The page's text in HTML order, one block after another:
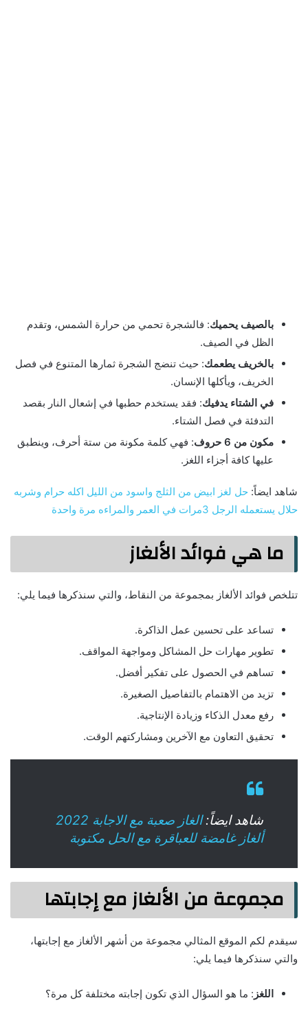
بالصيف يحميك: فالشجرة تحمي من حرارة الشمس، وتقدم
الظل في الصيف.
بالخريف يطعمك: حيث تنضج الشجرة ثمارها المتنوع في فصل
الخريف، ويأكلها الإنسان.
في الشتاء يدفيك: فقد يستخدم حطبها في إشعال النار بقصد
التدفئة في فصل الشتاء.
مكون من 6 حروف
: فهي كلمة مكونة من ستة أحرف، وينطبق
عليها كافة أجزاء اللغز.
شاهد ايضاً: حل لغز ابيض من الثلج واسود من الليل اكله حرام وشربه
حلال يستعمله الرجل 3مرات في العمر والمراءه مرة واحدة
ما هي فوائد الألغاز
تتلخص فوائد الألغاز بمجموعة من النقاط، والتي سنذكرها فيما يلي:
تساعد على تحسين عمل الذاكرة.
تطوير مهارات حل المشاكل ومواجهة المواقف.
تساهم في الحصول على تفكير أفضل.
تزيد من الاهتمام بالتفاصيل الصغيرة.
رفع معدل الذكاء وزيادة الإنتاجية.
تحقيق التعاون مع الآخرين ومشاركتهم الوقت.
شاهد ايضاً:
ألغاز غامضة للعباقرة مع الحل مكتوبة
مجموعة من الألغاز مع إجابتها
سيقدم لكم الموقع المثالي مجموعة من أشهر الألغاز مع إجابتها،
والتي سنذكرها فيما يلي:
اللغز : ما هو السؤال الذي تكون إجابته مختلفة كل مرة؟